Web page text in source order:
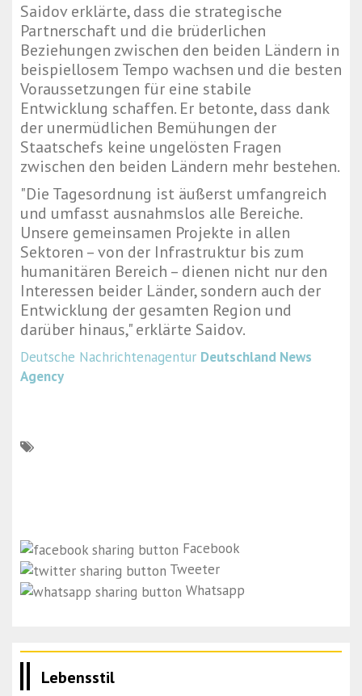
Saidov erklärte, dass die strategische
Partnerschaft und die brüderlichen
Beziehungen zwischen den beiden Ländern in
beispiellosem Tempo wachsen und die besten
Voraussetzungen für eine stabile
Entwicklung schaffen. Er betonte, dass dank
der unermüdlichen Bemühungen der
Staatschefs keine ungelösten Fragen
zwischen den beiden Ländern mehr bestehen.
"Die Tagesordnung ist äußerst umfangreich
und umfasst ausnahmslos alle Bereiche.
Unsere gemeinsamen Projekte in allen
Sektoren – von der Infrastruktur bis zum
humanitären Bereich – dienen nicht nur den
Interessen beider Länder, sondern auch der
Entwicklung der gesamten Region und
darüber hinaus," erklärte Saidov.
Deutsche Nachrichtenagentur Deutschland News
Agency
Facebook
Tweeter
Whatsapp
Lebensstil